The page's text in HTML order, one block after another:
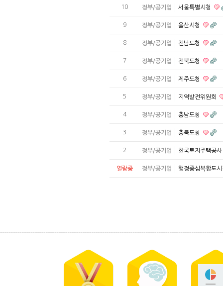
10 정부/공기업 서울특별시청
9 정부/공기업 울산시청
8 정부/공기업 전남도청
7 정부/공기업 전북도청
6 정부/공기업 제주도청
5 정부/공기업 지역발전위원회
4 정부/공기업 충남도청
3 정부/공기업 충북도청
2 정부/공기업 한국토지주택공사
열람중 정부/공기업 행정중심복합도